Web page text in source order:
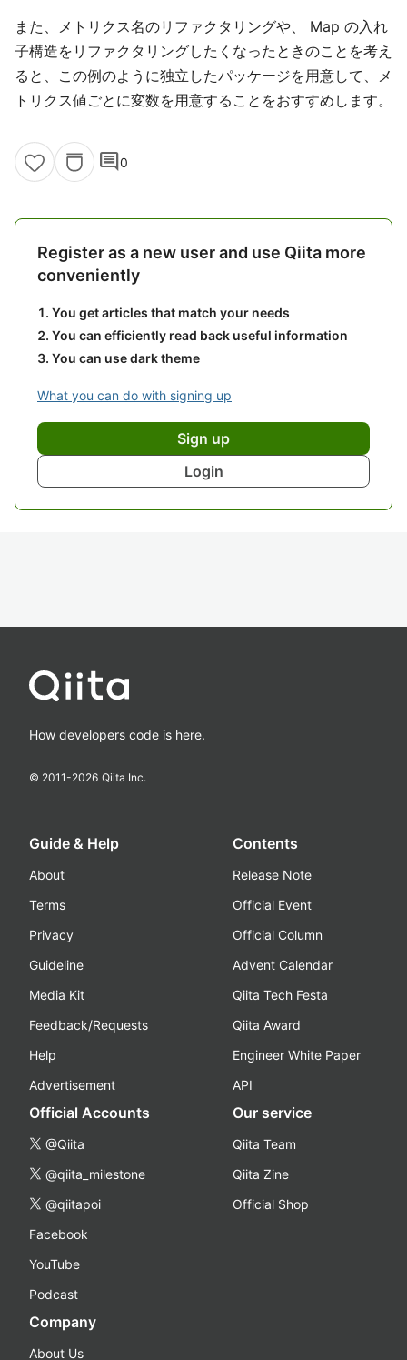
また、メトリクス名のリファクタリングや、 Map の入れ
子構造をリファクタリングしたくなったときのことを考え
ると、この例のように独立したパッケージを用意して、メ
トリクス値ごとに変数を用意することをおすすめします。
comment0
Register as a new user and use Qiita more
conveniently
You get articles that match your needs
You can efficiently read back useful information
You can use dark theme
What you can do with signing up
Sign up
Login
How developers code is here.
© 2011-2026 Qiita Inc.
Guide & Help
About
Terms
Privacy
Guideline
Media Kit
Feedback/Requests
Help
Advertisement
Contents
Release Note
Official Event
Official Column
Advent Calendar
Qiita Tech Festa
Qiita Award
Engineer White Paper
API
Official Accounts
@Qiita
@qiita_milestone
@qiitapoi
Facebook
YouTube
Podcast
Our service
Qiita Team
Qiita Zine
Official Shop
Company
About Us